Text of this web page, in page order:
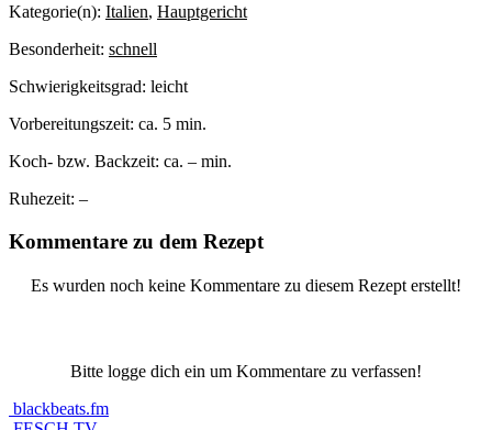
Kategorie(n): Italien, Hauptgericht
Besonderheit: schnell
Schwierigkeitsgrad: leicht
Vorbereitungszeit: ca. 5 min.
Koch- bzw. Backzeit: ca. – min.
Ruhezeit: –
Kommentare zu dem Rezept
Es wurden noch keine Kommentare zu diesem Rezept erstellt!
Bitte logge dich ein um Kommentare zu verfassen!
blackbeats.fm